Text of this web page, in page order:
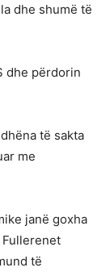
dhe shumë të
dhe përdorin
të sakta
me
janë goxha
Fullerenet
të